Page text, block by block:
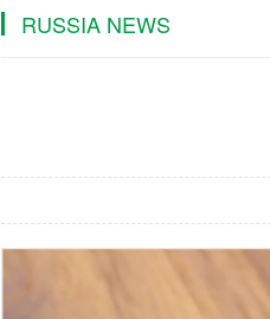
RUSSIA NEWS